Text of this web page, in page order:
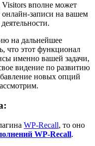
вполне может
записи на вашем
на дальнейшее
что этот функционал
именно вашей задачи,
видение по развитию
новых опций
WP-Recall, то оно
WP-Recall.